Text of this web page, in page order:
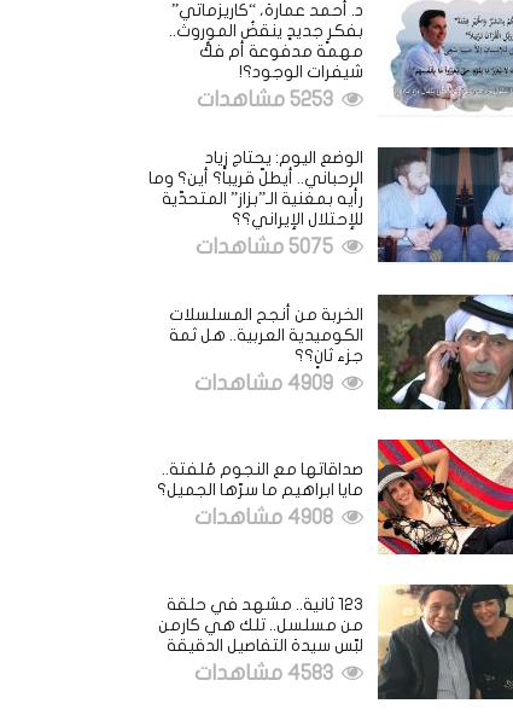
د. أحمد عمارة، “كاريزماتي”
بفكرٍ جديدٍ ينقضُ الموروث..
مهمة مدفوعة أم فكُّ
شيفرات الوجود؟!
الوضع اليوم: يحتاج زياد
الرحباني.. أيطلّ قريباً؟ أين؟ وما
رأيه بمغنية الـ”بزاز” المتحدّية
للإحتلال الإيراني؟؟
الخربة من أنجح المسلسلات
الكوميدية العربية.. هل ثمة
جزء ثانٍ؟؟
صداقاتها مع النجوم مُلفتة..
مايا ابراهيم ما سرّها الجميل؟
123 ثانية.. مشهد في حلقة
من مسلسل.. تلك هي كارمن
لبّس سيدة التفاصيل الدقيقة